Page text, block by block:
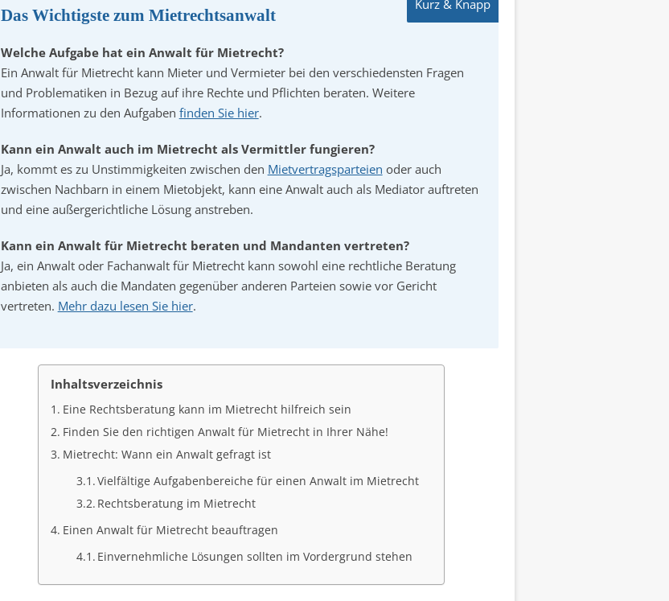
Das Wichtigste zum Mietrechtsanwalt
Welche Aufgabe hat ein Anwalt für Mietrecht?
Ein Anwalt für Mietrecht kann Mieter und Vermieter bei den verschiedensten Fragen
und Problematiken in Bezug auf ihre Rechte und Pflichten beraten. Weitere
Informationen zu den Aufgaben finden Sie hier.
Kann ein Anwalt auch im Mietrecht als Vermittler fungieren?
Ja, kommt es zu Unstimmigkeiten zwischen den Mietvertragsparteien oder auch
zwischen Nachbarn in einem Mietobjekt, kann eine Anwalt auch als Mediator auftreten
und eine außergerichtliche Lösung anstreben.
Kann ein Anwalt für Mietrecht beraten und Mandanten vertreten?
Ja, ein Anwalt oder Fachanwalt für Mietrecht kann sowohl eine rechtliche Beratung
anbieten als auch die Mandaten gegenüber anderen Parteien sowie vor Gericht
vertreten. Mehr dazu lesen Sie hier.
Inhaltsverzeichnis
Eine Rechtsberatung kann im Mietrecht hilfreich sein
Finden Sie den richtigen Anwalt für Mietrecht in Ihrer Nähe!
Mietrecht: Wann ein Anwalt gefragt ist
Vielfältige Aufgabenbereiche für einen Anwalt im Mietrecht
Rechtsberatung im Mietrecht
Einen Anwalt für Mietrecht beauftragen
Einvernehmliche Lösungen sollten im Vordergrund stehen